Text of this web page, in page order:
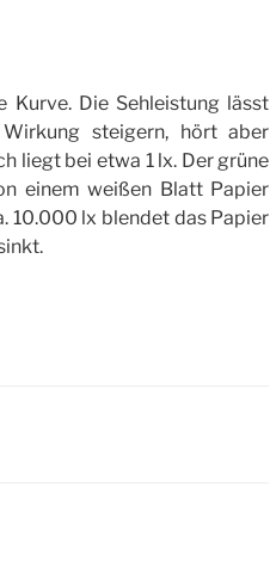
Kurve. Die Sehleistung lässt
steigern, hört aber
liegt bei etwa 1 lx. Der grüne
einem weißen Blatt Papier
10.000 lx blendet das Papier